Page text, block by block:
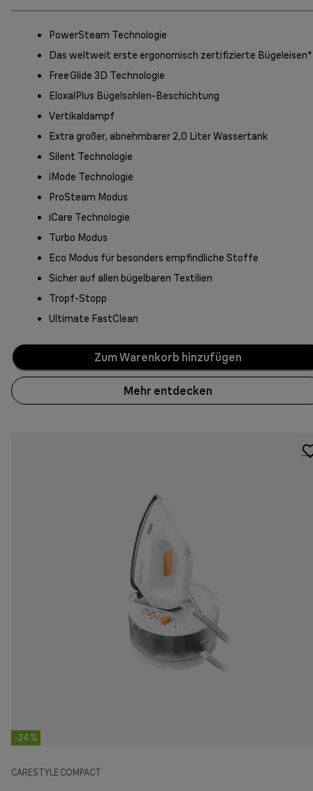
PowerSteam Technologie
Das weltweit erste ergonomisch zertifizierte Bügeleisen*
FreeGlide 3D Technologie
EloxalPlus Bügelsohlen-Beschichtung
Vertikaldampf
Extra großer, abnehmbarer 2,0 Liter Wassertank
Silent Technologie
iMode Technologie
ProSteam Modus
iCare Technologie
Turbo Modus
Eco Modus für besonders empfindliche Stoffe
Sicher auf allen bügelbaren Textilien
Tropf-Stopp
Ultimate FastClean
Zum Warenkorb hinzufügen
Mehr entdecken
-24 %
CARESTYLE COMPACT